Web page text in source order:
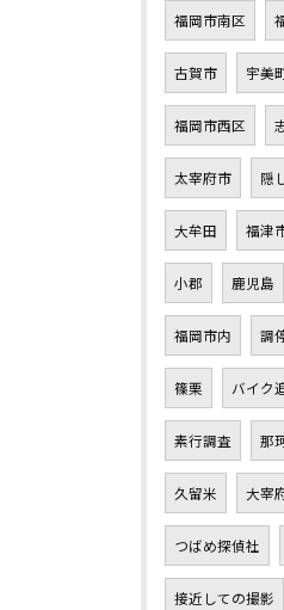
福岡市南区
古賀市 宇美
福岡市西区
太宰府市 隠
大牟田 福津
小郡 鹿児島
福岡市内 調
篠栗 バイク
素行調査 那
久留米 大宰
つばめ探偵社
接近しての撮影